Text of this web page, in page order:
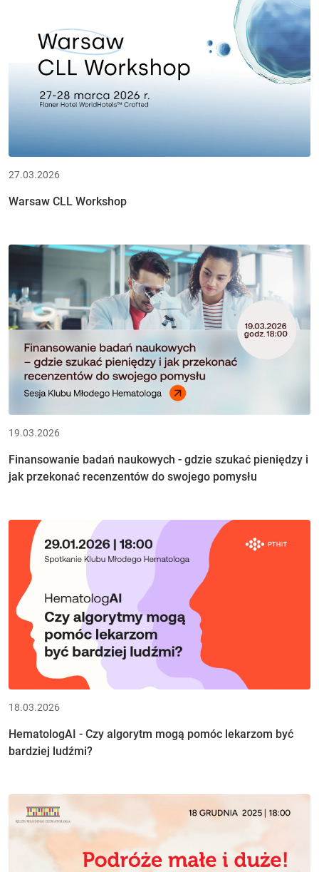
27.03.2026
Warsaw CLL Workshop
19.03.2026
Finansowanie badań naukowych - gdzie szukać pieniędzy i
jak przekonać recenzentów do swojego pomysłu
18.03.2026
HematologAI - Czy algorytm mogą pomóc lekarzom być
bardziej ludźmi?